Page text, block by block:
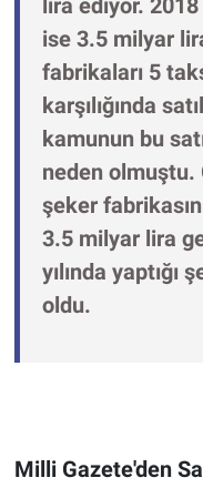
lira ediyor.
ise 3.5 milyar
fabrikaları 5
karşılığında
kamunun bu
neden olmuştu.
şeker
3.5 milyar lira
yılında yaptığı
oldu.
Milli Gazete'den